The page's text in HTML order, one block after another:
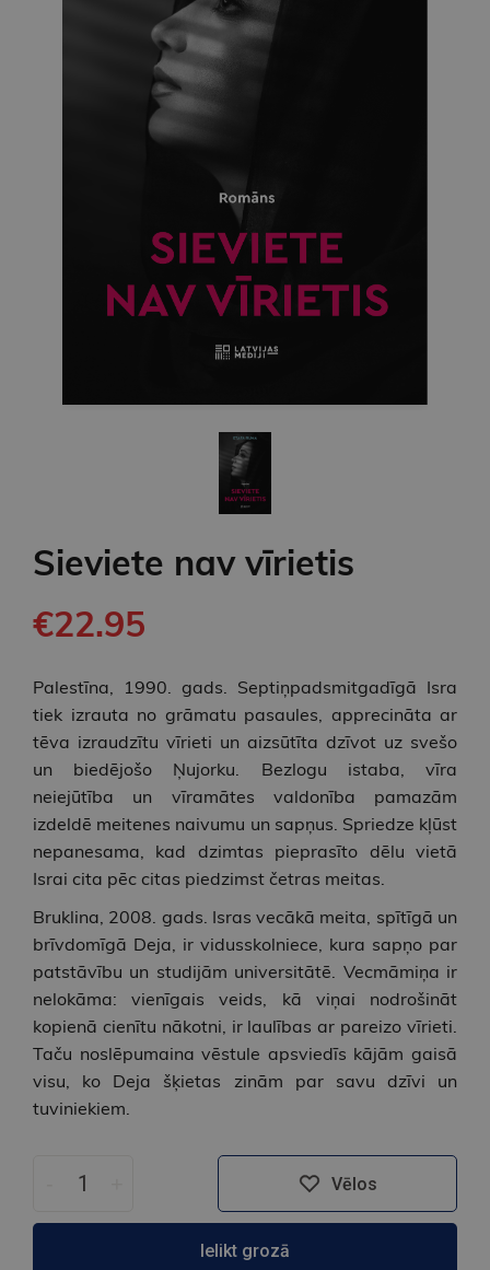
Sieviete nav vīrietis
€22.95
Palestīna, 1990. gads. Septiņpadsmitgadīgā Isra
tiek izrauta no grāmatu pasaules, apprecināta ar
tēva izraudzītu vīrieti un aizsūtīta dzīvot uz svešo
un biedējošo Ņujorku. Bezlogu istaba, vīra
neiejūtība un vīramātes valdonība pamazām
izdeldē meitenes naivumu un sapņus. Spriedze kļūst
nepanesama, kad dzimtas pieprasīto dēlu vietā
Israi cita pēc citas piedzimst četras meitas.
Bruklina, 2008. gads. Isras vecākā meita, spītīgā un
brīvdomīgā Deja, ir vidusskolniece, kura sapņo par
patstāvību un studijām universitātē. Vecmāmiņa ir
nelokāma: vienīgais veids, kā viņai nodrošināt
kopienā cienītu nākotni, ir laulības ar pareizo vīrieti.
Taču noslēpumaina vēstule apsviedīs kājām gaisā
visu, ko Deja šķietas zinām par savu dzīvi un
tuviniekiem.
Vēlos
Ielikt grozā